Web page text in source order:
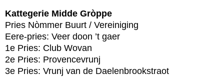
Kattegerie Midde Gròppe
Pries Nòmmer Buurt / Vereiniging
Eere-pries: Veer doon ’t gaer
1e Pries: Club Wovan
2e Pries: Provencevrunj
3e Pries: Vrunj van de Daelenbrookstraot